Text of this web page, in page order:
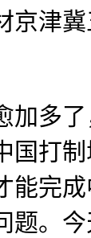
京津
多了
国打
能完
题。